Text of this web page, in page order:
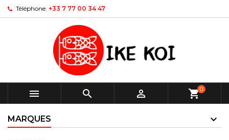
Téléphone: +33 7 77 00 34 47
   shopping_cart0
MARQUES